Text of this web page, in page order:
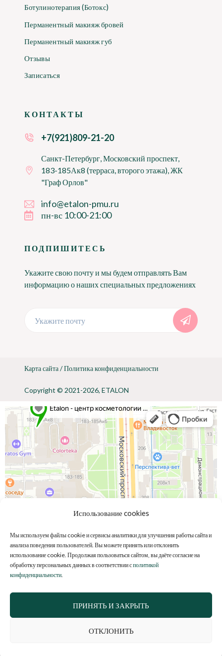
Использование cookies
Мы используем файлы cookie и сервисы аналитики для улучшения работы сайта и
анализа поведения пользователей. Вы можете принять или отклонить
использование cookie. Продолжая пользоваться сайтом, вы даёте согласие на
обработку персональных данных в соответствии сполитикой
конфиденциальности.
ПРИНЯТЬ И ЗАКРЫТЬ
ОТКЛОНИТЬ
Ботулинотерапия (Ботокс)
Перманентный макияж бровей
Перманентный макияж губ
Отзывы
Записаться
КОНТАКТЫ
+7(921)809-21-20
Санкт-Петербург, Московский проспект,
183-185Ак8 (терраса, второго этажа), ЖК
"Граф Орлов"
info@etalon-pmu.ru
пн-вс 10:00-21:00
ПОДПИШИТЕСЬ
Укажите свою почту и мы будем отправлять Вам
информацию о наших специальных предложениях
Укажите почту
Copyright © 2021-2026, ETALON
Карта сайта/Политика конфиденциальности